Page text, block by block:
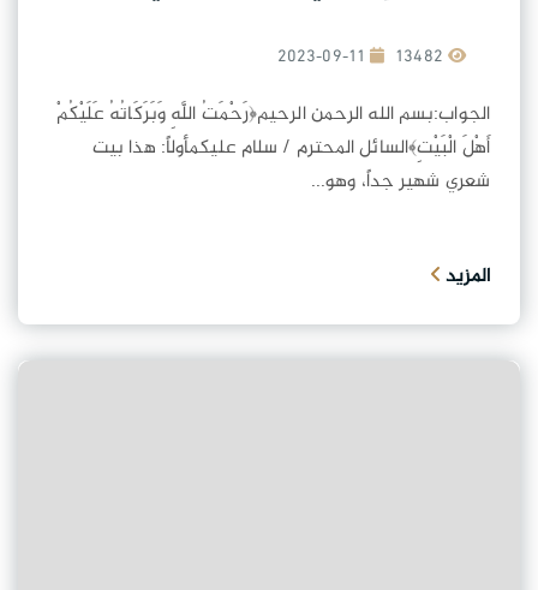
2023-09-11
الجواب:بسم الله الرحمن الرحيم﴿رَحْمَتُ اللَّهِ وَبَرَكَاتُهُ عَلَيْكُمْ
أَهْلَ الْبَيْتِ﴾السائل المحترم / سلام عليكمأولاً: هذا بيت
شعري شهير جداً، وهو...
المزيد